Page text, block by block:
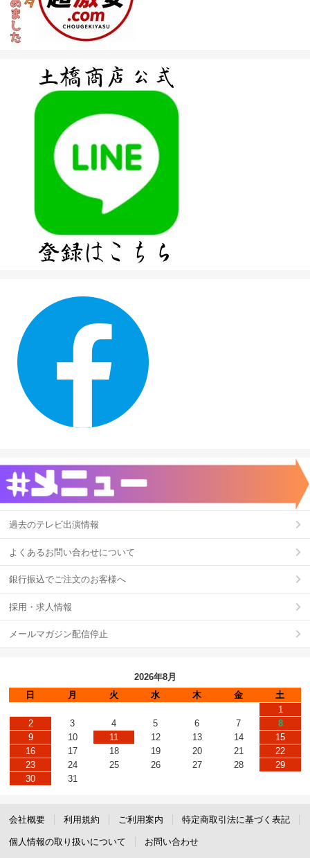
過去のテレビ出演情報
よくあるお問い合わせについて
銀行振込でご注文のお客様へ
採用・求人情報
メールマガジン配信停止
2026年8月
日
月 火 水 木 金
土
1
2
3 4 5 6 7
8
9
10 11 12 13 14
15
16
17 18 19 20 21
22
23
24 25 26 27 28
29
30
31
会社概要 利用規約 ご利用案内 特定商取引法に基づく表記
個人情報の取り扱いについて お問い合わせ